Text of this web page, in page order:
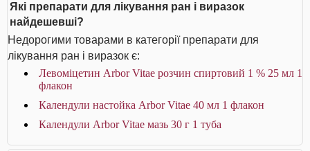
Які препарати для лікування ран і виразок
найдешевші?
Недорогими товарами в категорії препарати для
лікування ран і виразок є:
Левоміцетин Arbor Vitae розчин спиртовий 1 % 25 мл 1
флакон
Календули настойка Arbor Vitae 40 мл 1 флакон
Календули Arbor Vitae мазь 30 г 1 туба